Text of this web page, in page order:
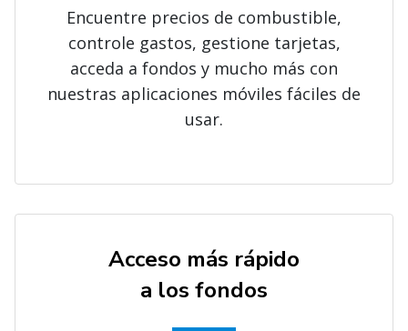
Encuentre precios de combustible,
controle gastos, gestione tarjetas,
acceda a fondos y mucho más con
nuestras aplicaciones móviles fáciles de
usar.
Acceso más rápido
a los fondos